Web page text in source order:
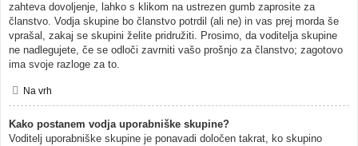
zahteva dovoljenje, lahko s klikom na ustrezen gumb zaprosite za
članstvo. Vodja skupine bo članstvo potrdil (ali ne) in vas prej morda še
vprašal, zakaj se skupini želite pridružiti. Prosimo, da voditelja skupine
ne nadlegujete, če se odloči zavrniti vašo prošnjo za članstvo; zagotovo
ima svoje razloge za to.
Na vrh
Kako postanem vodja uporabniške skupine?
Voditelj uporabniške skupine je ponavadi določen takrat, ko skupino